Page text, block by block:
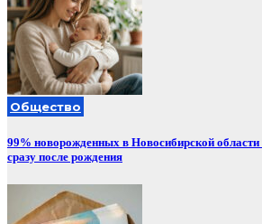
Общество
99% новорожденных в Новосибирской
сразу после рождения